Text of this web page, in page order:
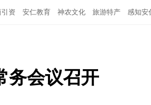
资 安仁教育 神农文化 旅游特产 感知安
务会议召开